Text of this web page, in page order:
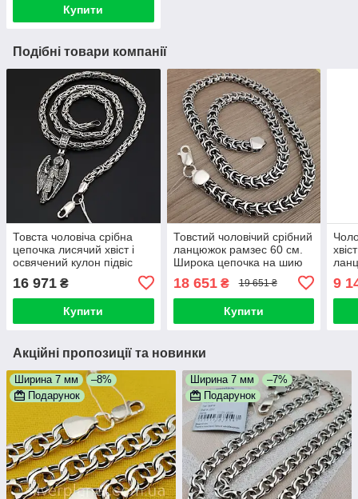
Купити
Подібні товари компанії
Товста чоловіча срібна
цепочка лисячий хвіст і
освячений кулон підвіс
Довжина 55 см
16 971 ₴
Купити
Товстий чоловічий срібний
ланцюжок рамзес 60 см.
Широка цепочка на шию
18 651₴ 19 651 ₴
Купити
9
Акційні пропозиції та новинки
Ширина 7 мм
–8%
Подарунок
Ширина 7 мм
–7%
Подарунок